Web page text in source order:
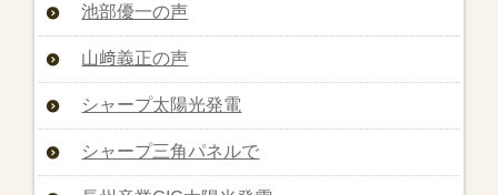
池部優一の声
山﨑義正の声
シャープ太陽光発電
シャープ三角パネルで